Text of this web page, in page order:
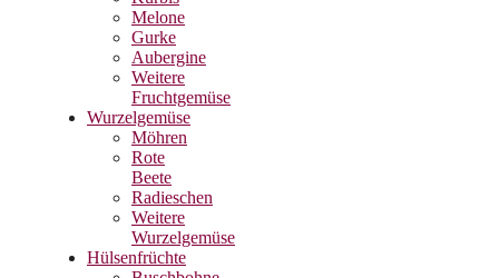
Melone
Gurke
Aubergine
Weitere
Fruchtgemüse
Wurzelgemüse
Möhren
Rote
Beete
Radieschen
Weitere
Wurzelgemüse
Hülsenfrüchte